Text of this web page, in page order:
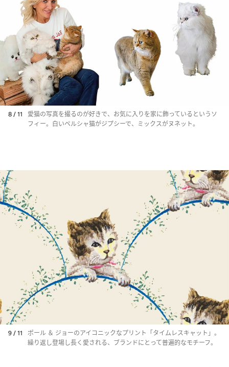
8 / 11
愛猫の写真を撮るのが好きで、お気に入りを家に飾っているというソ
フィー。白いペルシャ猫がジプシーで、ミックスがヌネット。
9 / 11
ポール ＆ ジョーのアイコニックなプリント「タイムレスキャット」。
繰り返し登場し長く愛される、ブランドにとって普遍的なモチーフ。